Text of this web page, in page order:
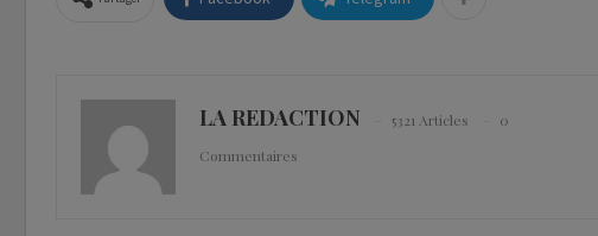
LA REDACTION 5321 Articles
0
Commentaires